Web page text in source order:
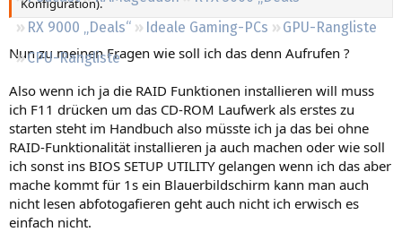
RX 9000 „Deals“
Ideale Gaming-PCs
GPU-Rangliste
CPU-Rangliste
Konfiguration).
Nun zu meinen Fragen wie soll ich das denn Aufrufen ?
Also wenn ich ja die RAID Funktionen installieren will muss
ich F11 drücken um das CD-ROM Laufwerk als erstes zu
starten steht im Handbuch also müsste ich ja das bei ohne
RAID-Funktionalität installieren ja auch machen oder wie soll
ich sonst ins BIOS SETUP UTILITY gelangen wenn ich das aber
mache kommt für 1s ein Blauerbildschirm kann man auch
nicht lesen abfotogafieren geht auch nicht ich erwisch es
einfach nicht.